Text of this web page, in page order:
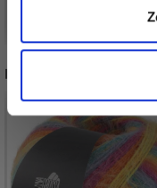
Zobacz wszystkie
INNI TEŻ WIDZIELI